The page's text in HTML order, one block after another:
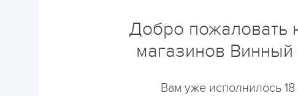
Вкус
спелой
дубовым
сливы.
мяса и
Добро пожаловать
магазинов Винный
Вам уже исполнилось 18